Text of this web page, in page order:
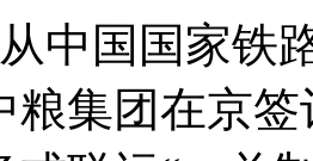
中国国家铁
粮集团在京